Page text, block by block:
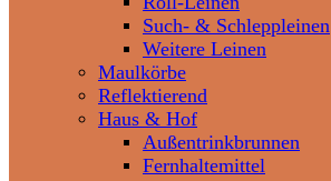
Such- & Schleppleinen
Weitere Leinen
Maulkörbe
Reflektierend
Haus & Hof
Außentrinkbrunnen
Fernhaltemittel